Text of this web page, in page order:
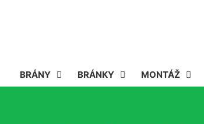
BRÁNY BRÁNKY MONTÁŽ